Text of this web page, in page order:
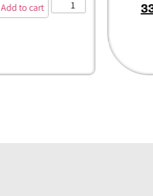
Add to cart